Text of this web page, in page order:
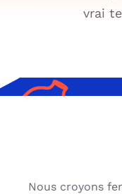
vrai
Nous croyons